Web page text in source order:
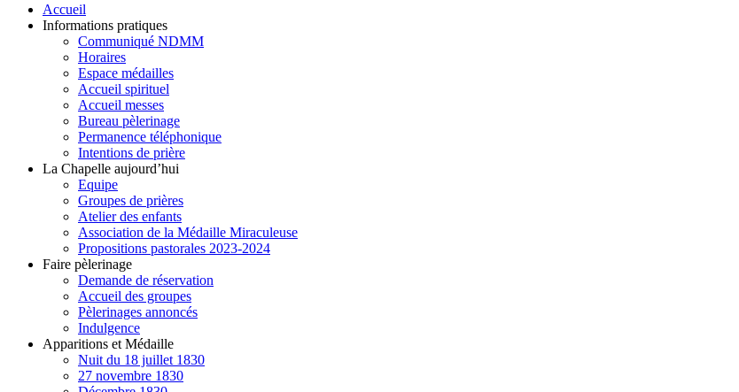
Accueil
Informations pratiques
Communiqué NDMM
Horaires
Espace médailles
Accueil spirituel
Accueil messes
Bureau pèlerinage
Permanence téléphonique
Intentions de prière
La Chapelle aujourd’hui
Equipe
Groupes de prières
Atelier des enfants
Association de la Médaille Miraculeuse
Propositions pastorales 2023-2024
Faire pèlerinage
Demande de réservation
Accueil des groupes
Pèlerinages annoncés
Indulgence
Apparitions et Médaille
Nuit du 18 juillet 1830
27 novembre 1830